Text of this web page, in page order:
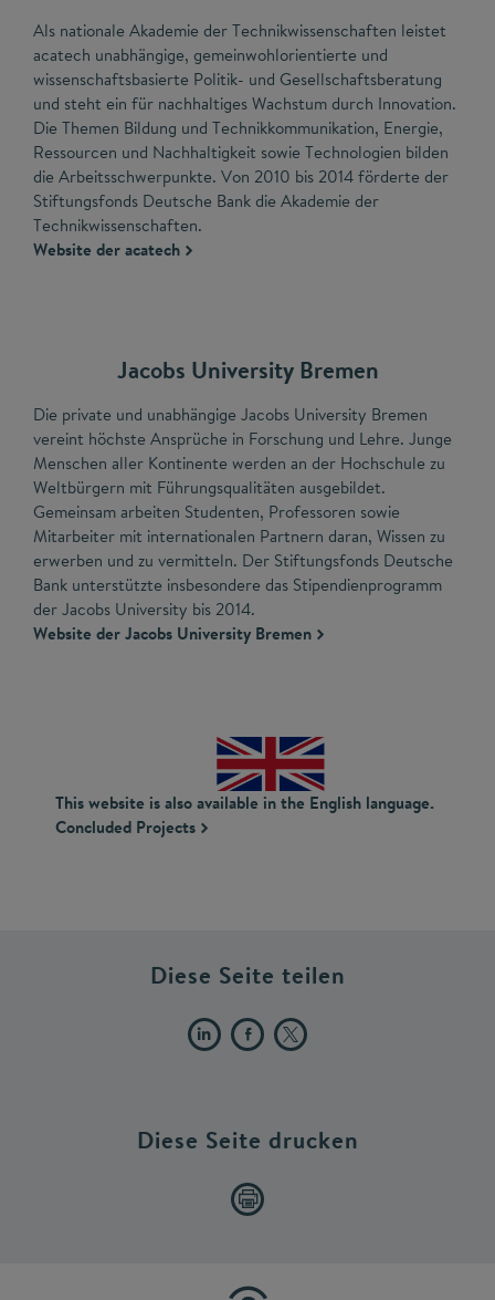
Als nationale Akademie der Technikwissenschaften leistet
acatech unabhängige, gemeinwohlorientierte und
wissenschaftsbasierte Politik- und Gesellschaftsberatung
und steht ein für nachhaltiges Wachstum durch Innovation.
Die Themen Bildung und Technikkommunikation, Energie,
Ressourcen und Nachhaltigkeit sowie Technologien bilden
die Arbeitsschwerpunkte. Von 2010 bis 2014 förderte der
Stiftungsfonds Deutsche Bank die Akademie der
Technikwissenschaften.
Website der acatech
Jacobs University Bremen
Die private und unabhängige Jacobs University Bremen
vereint höchste Ansprüche in Forschung und Lehre. Junge
Menschen aller Kontinente werden an der Hochschule zu
Weltbürgern mit Führungsqualitäten ausgebildet.
Gemeinsam arbeiten Studenten, Professoren sowie
Mitarbeiter mit internationalen Partnern daran, Wissen zu
erwerben und zu vermitteln. Der Stiftungsfonds Deutsche
Bank unterstützte insbesondere das Stipendienprogramm
der Jacobs University bis 2014.
Website der Jacobs University Bremen
This website is also available in the English language.
Concluded Projects
Diese Seite teilen
Diese Seite drucken